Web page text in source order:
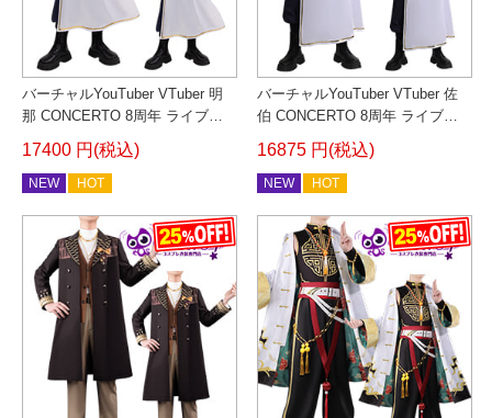
バーチャルYouTuber VTuber 明
那 CONCERTO 8周年 ライブ衣
装 コスプレ衣装
17400 円(税込)
NEW HOT
バーチャルYouTuber VTuber 佐
伯 CONCERTO 8周年 ライブ衣
装 コスプレ衣装
16875 円(税込)
NEW HOT